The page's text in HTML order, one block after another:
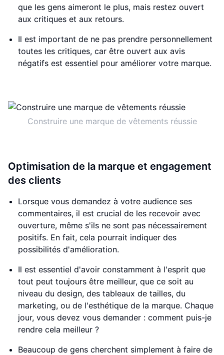
que les gens aimeront le plus, mais restez ouvert
aux critiques et aux retours.
Il est important de ne pas prendre personnellement
toutes les critiques, car être ouvert aux avis
négatifs est essentiel pour améliorer votre marque.
Construire une marque de vêtements réussie
Optimisation de la marque et engagement
des clients
Lorsque vous demandez à votre audience ses
commentaires, il est crucial de les recevoir avec
ouverture, même s'ils ne sont pas nécessairement
positifs. En fait, cela pourrait indiquer des
possibilités d'amélioration.
Il est essentiel d'avoir constamment à l'esprit que
tout peut toujours être meilleur, que ce soit au
niveau du design, des tableaux de tailles, du
marketing, ou de l'esthétique de la marque. Chaque
jour, vous devez vous demander : comment puis-je
rendre cela meilleur ?
Beaucoup de gens cherchent simplement à faire de